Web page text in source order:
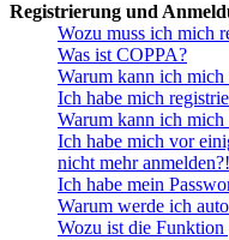
Registrierung und
Wozu muss ich mich
Was ist COPPA?
Warum kann ich mich
Ich habe mich
Warum kann ich mich
Ich habe mich vor
nicht mehr anmelden?!
Ich habe mein
Warum werde ich
Wozu ist die